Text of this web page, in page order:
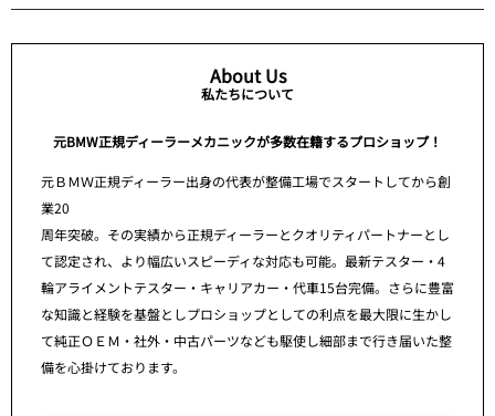
About Us
私たちについて
元BMW正規ディーラーメカニックが多数在籍するプロショップ！
元ＢＭＷ正規ディーラー出身の代表が整備工場でスタートしてから創
業20
周年突破。その実績から正規ディーラーとクオリティパートナーとし
て認定され、より幅広いスピーディな対応も可能。最新テスター・4
輪アライメントテスター・キャリアカー・代車15台完備。さらに豊富
な知識と経験を基盤としプロショップとしての利点を最大限に生かし
て純正ＯＥＭ・社外・中古パーツなども駆使し細部まで行き届いた整
備を心掛けております。